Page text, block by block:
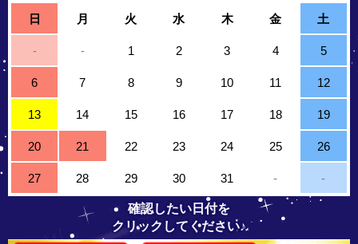
日 月 火 水 木 金 土
- - 1 2 3 4 5
6 7 8 9 10 11 12
13 14 15 16 17 18 19
20 21 22 23 24 25 26
27 28 29 30 31 - -
確認したい日付を
クリックしてください♪